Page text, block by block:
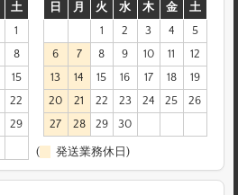
土
1
8
15
22
29
日
月 火 水 木 金
土
1
2 3 4
5
6
7 8 9 10 11
12
13
14 15 16 17 18
19
20
21 22 23 24 25
26
27
28 29 30
( 発送業務休日)